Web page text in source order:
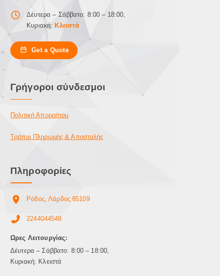
Δέυτερα – Σάββατο: 8:00 – 18:00,
Κυριακή: Κλειστά
Get a Quote
Γρήγοροι σύνδεσμοι
Πολιτική Απορρήτου
Τρόποι Πληρωμής & Αποστολής
Πληροφορίες
Ρόδος, Λάρδος 85109
2244044548
Ωρες Λειτουργίας:
Δέυτερα – Σάββατο: 8:00 – 18:00,
Κυριακή: Κλειστά